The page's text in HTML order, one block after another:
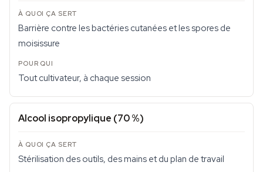
Barrière contre les bactéries cutanées et les spores de
moisissure
Tout cultivateur, à chaque session
Alcool isopropylique (70 %)
Stérilisation des outils, des mains et du plan de travail